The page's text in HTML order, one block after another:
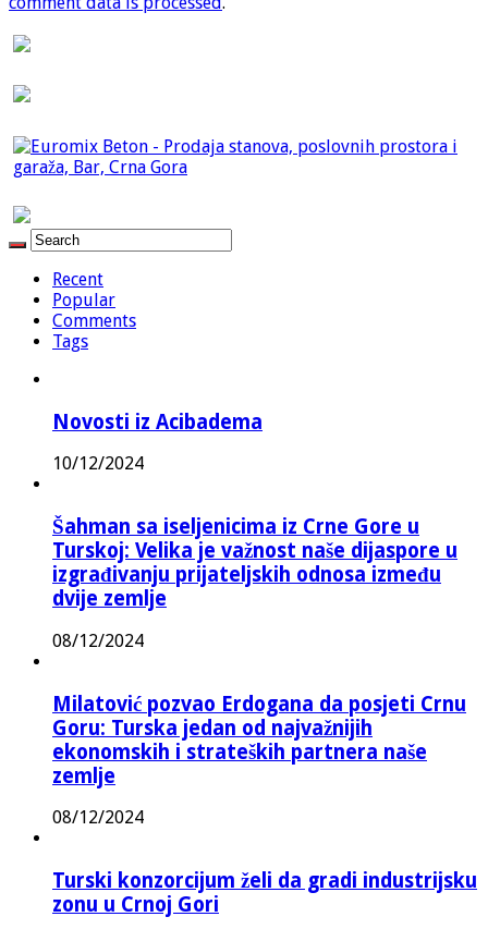
Recent
Popular
Comments
Tags
Novosti iz Acibadema
10/12/2024
Šahman sa iseljenicima iz Crne Gore u
Turskoj: Velika je važnost naše dijaspore u
izgrađivanju prijateljskih odnosa između
dvije zemlje
08/12/2024
Milatović pozvao Erdogana da posjeti Crnu
Goru: Turska jedan od najvažnijih
ekonomskih i strateških partnera naše
zemlje
08/12/2024
Turski konzorcijum želi da gradi industrijsku
zonu u Crnoj Gori